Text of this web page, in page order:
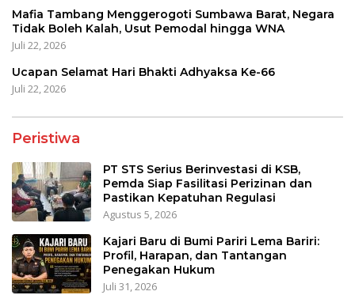
Mafia Tambang Menggerogoti Sumbawa Barat, Negara
Tidak Boleh Kalah, Usut Pemodal hingga WNA
Juli 22, 2026
Ucapan Selamat Hari Bhakti Adhyaksa Ke-66
Juli 22, 2026
Peristiwa
PT STS Serius Berinvestasi di KSB,
Pemda Siap Fasilitasi Perizinan dan
Pastikan Kepatuhan Regulasi
Agustus 5, 2026
Kajari Baru di Bumi Pariri Lema Bariri:
Profil, Harapan, dan Tantangan
Penegakan Hukum
Juli 31, 2026